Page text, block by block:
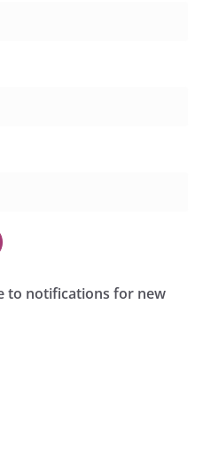
to notifications for new